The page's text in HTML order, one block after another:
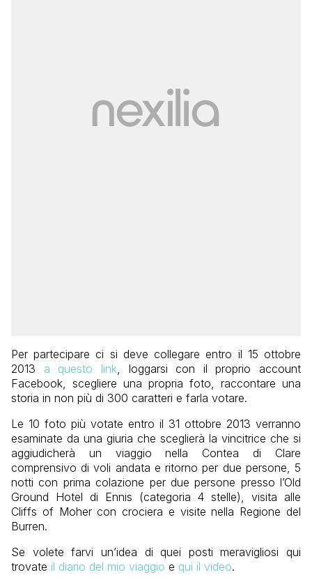
Per partecipare ci si deve collegare entro il 15 ottobre
2013 a questo link, loggarsi con il proprio account
Facebook, scegliere una propria foto, raccontare una
storia in non più di 300 caratteri e farla votare.
Le 10 foto più votate entro il 31 ottobre 2013 verranno
esaminate da una giuria che sceglierà la vincitrice che si
aggiudicherà un viaggio nella Contea di Clare
comprensivo di voli andata e ritorno per due persone, 5
notti con prima colazione per due persone presso l’Old
Ground Hotel di Ennis (categoria 4 stelle), visita alle
Cliffs of Moher con crociera e visite nella Regione del
Burren.
Se volete farvi un’idea di quei posti meravigliosi qui
trovate il diario del mio viaggio e qui il video.